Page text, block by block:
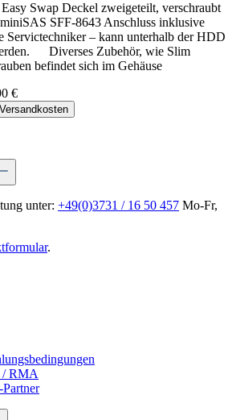
Swap Deckel zweigeteilt, verschraubt
SFF-8643 Anschluss inklusive
Servictechniker – kann unterhalb der HDD
Diverses Zubehör, wie Slim
befindet sich im Gehäuse
€
unter: +49(0)3731 / 16 50 457 Mo-Fr,
.
/ RMA